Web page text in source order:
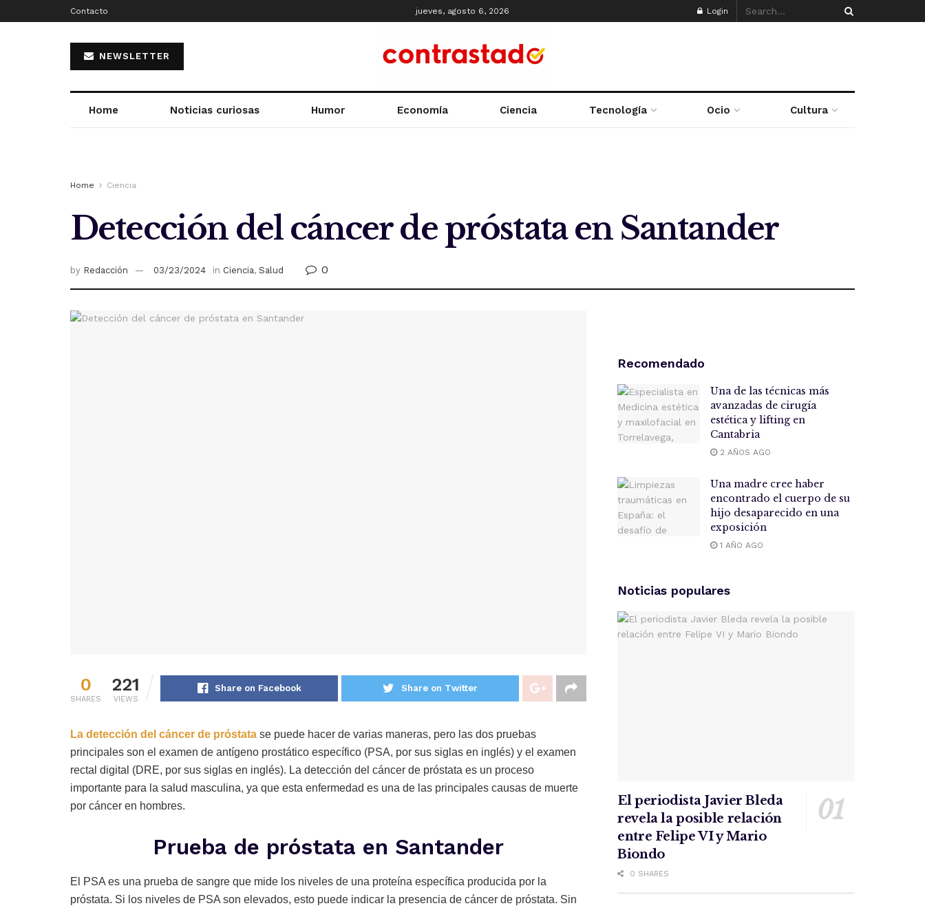
Contacto jueves, agosto 6, 2026 Login
NEWSLETTER
Home Noticias curiosas Humor Economía Ciencia Tecnología Ocio Cultura
Home Ciencia
Detección del cáncer de próstata en Santander
by Redacción 03/23/2024 in Ciencia, Salud 0
0
SHARES
221
VIEWS
Share on Facebook Share on Twitter
La detección del cáncer de próstata se puede hacer de varias maneras, pero las dos pruebas
principales son el examen de antígeno prostático específico (PSA, por sus siglas en inglés) y el examen
rectal digital (DRE, por sus siglas en inglés). La detección del cáncer de próstata es un proceso
importante para la salud masculina, ya que esta enfermedad es una de las principales causas de muerte
por cáncer en hombres.
Prueba de próstata en Santander
El PSA es una prueba de sangre que mide los niveles de una proteína específica producida por la
próstata. Si los niveles de PSA son elevados, esto puede indicar la presencia de cáncer de próstata. Sin
Recomendado
Una de las técnicas más
avanzadas de cirugía
estética y lifting en
Cantabria
2 AÑOS AGO
Una madre cree haber
encontrado el cuerpo de su
hijo desaparecido en una
exposición
1 AÑO AGO
Noticias populares
El periodista Javier Bleda
revela la posible relación
entre Felipe VI y Mario
Biondo
0 SHARES